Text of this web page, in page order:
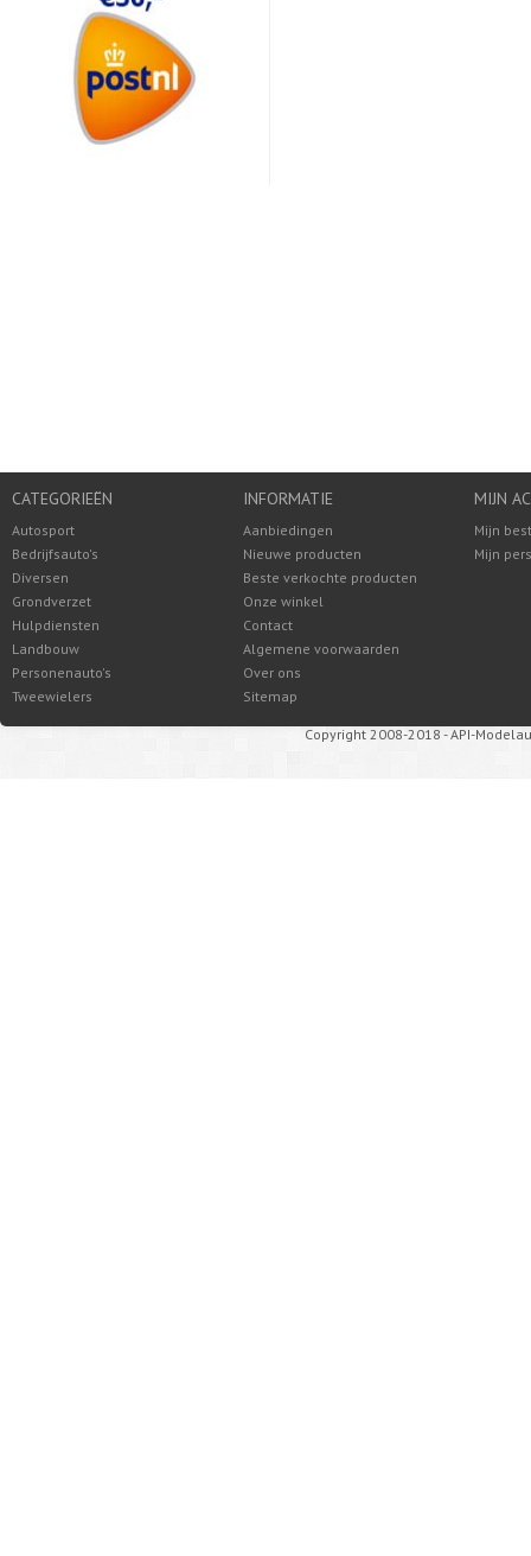
CATEGORIEËN
Autosport
Bedrijfsauto's
Diversen
Grondverzet
Hulpdiensten
Landbouw
Personenauto's
Tweewielers
INFORMATIE
Aanbiedingen
Nieuwe producten
Beste verkochte producten
Onze winkel
Contact
Algemene voorwaarden
Over ons
Sitemap
MIJN
Mijn
Mijn
Copyright 2008-2018 - API-